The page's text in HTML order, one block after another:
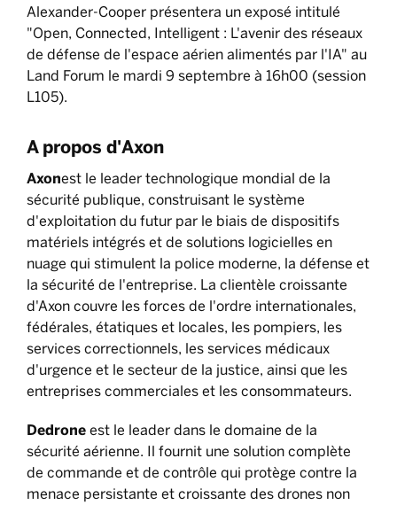
Alexander-Cooper présentera un exposé intitulé
"Open, Connected, Intelligent : L'avenir des réseaux
de défense de l'espace aérien alimentés par l'IA" au
Land Forum le mardi 9 septembre à 16h00 (session
L105).
‍A propos d'Axon
‍Axonest le leader technologique mondial de la
sécurité publique, construisant le système
d'exploitation du futur par le biais de dispositifs
matériels intégrés et de solutions logicielles en
nuage qui stimulent la police moderne, la défense et
la sécurité de l'entreprise. La clientèle croissante
d'Axon couvre les forces de l'ordre internationales,
fédérales, étatiques et locales, les pompiers, les
services correctionnels, les services médicaux
d'urgence et le secteur de la justice, ainsi que les
entreprises commerciales et les consommateurs.
Dedrone est le leader dans le domaine de la
sécurité aérienne. Il fournit une solution complète
de commande et de contrôle qui protège contre la
menace persistante et croissante des drones non